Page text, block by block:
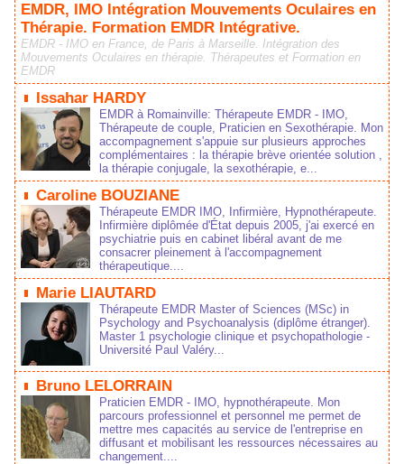
EMDR, IMO Intégration Mouvements Oculaires en
Thérapie. Formation EMDR Intégrative.
EMDR - IMO en France, de Paris à Marseille. Intégration des
Mouvements Oculaires en thérapie. Thérapeutes et Formation en
EMDR
Issahar HARDY
EMDR à Romainville: Thérapeute EMDR - IMO,
Thérapeute de couple, Praticien en Sexothérapie. Mon
accompagnement s'appuie sur plusieurs approches
complémentaires : la thérapie brève orientée solution ,
la thérapie conjugale, la sexothérapie, e...
Caroline BOUZIANE
Thérapeute EMDR IMO, Infirmière, Hypnothérapeute.
Infirmière diplômée d'État depuis 2005, j'ai exercé en
psychiatrie puis en cabinet libéral avant de me
consacrer pleinement à l'accompagnement
thérapeutique....
Marie LIAUTARD
Thérapeute EMDR Master of Sciences (MSc) in
Psychology and Psychoanalysis (diplôme étranger).
Master 1 psychologie clinique et psychopathologie -
Université Paul Valéry...
Bruno LELORRAIN
Praticien EMDR - IMO, hypnothérapeute. Mon
parcours professionnel et personnel me permet de
mettre mes capacités au service de l'entreprise en
diffusant et mobilisant les ressources nécessaires au
changement....